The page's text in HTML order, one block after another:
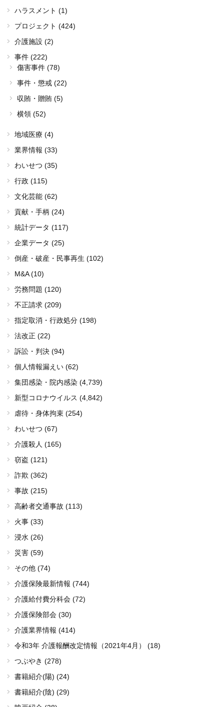
ハラスメント (1)
プロジェクト (424)
介護施設 (2)
事件 (222)
傷害事件 (78)
事件・懲戒 (22)
収賄・贈賄 (5)
横領 (52)
地域医療 (4)
業界情報 (33)
わいせつ (35)
行政 (115)
文化芸能 (62)
貢献・手柄 (24)
統計データ (117)
企業データ (25)
倒産・破産・民事再生 (102)
M&A (10)
労務問題 (120)
不正請求 (209)
指定取消・行政処分 (198)
法改正 (22)
訴訟・判決 (94)
個人情報漏えい (62)
集団感染・院内感染 (4,739)
新型コロナウイルス (4,842)
虐待・身体拘束 (254)
わいせつ (67)
介護殺人 (165)
窃盗 (121)
詐欺 (362)
事故 (215)
高齢者交通事故 (113)
火事 (33)
浸水 (26)
災害 (59)
その他 (74)
介護保険最新情報 (744)
介護給付費分科会 (72)
介護保険部会 (30)
介護業界情報 (414)
令和3年 介護報酬改定情報（2021年4月） (18)
つぶやき (278)
書籍紹介(陽) (24)
書籍紹介(陰) (29)